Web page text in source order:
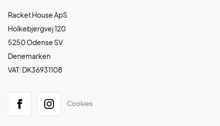
Racket House ApS
Holkebjergvej 120
5250 Odense SV
Denemarken
VAT: DK36931108
Cookies